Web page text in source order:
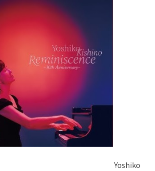
Yoshiko